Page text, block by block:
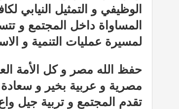
الوظيفي و التمثيل النيابي
المساواة داخل المجتمع و
لمسيرة عمليات التنمية و
حفظ الله مصر و كل الأمة
مصرية و عربية بخير و
تقدم المجتمع و تربية جيل